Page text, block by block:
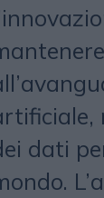
dati